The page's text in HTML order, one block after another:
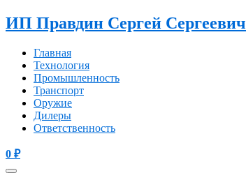
ИП Правдин Сергей Сергеевич
Главная
Технология
Промышленность
Транспорт
Оружие
Дилеры
Ответственность
0 ₽